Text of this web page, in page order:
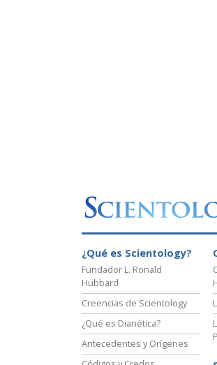
¿Qué es Scientology?
Fundador L. Ronald
Hubbard
Creencias de Scientology
¿Qué es Dianética?
Antecedentes y Orígenes